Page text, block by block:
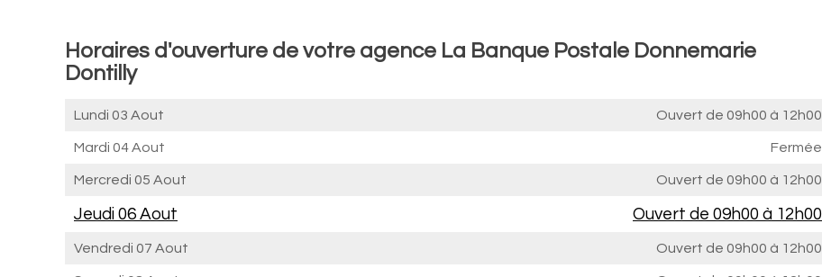
Horaires d'ouverture de votre agence La Banque Postale Donnemarie
Dontilly
Lundi 03 Aout Ouvert de 09h00 à 12h00
Mardi 04 Aout Fermée
Mercredi 05 Aout Ouvert de 09h00 à 12h00
Jeudi 06 Aout Ouvert de 09h00 à 12h00
Vendredi 07 Aout Ouvert de 09h00 à 12h00